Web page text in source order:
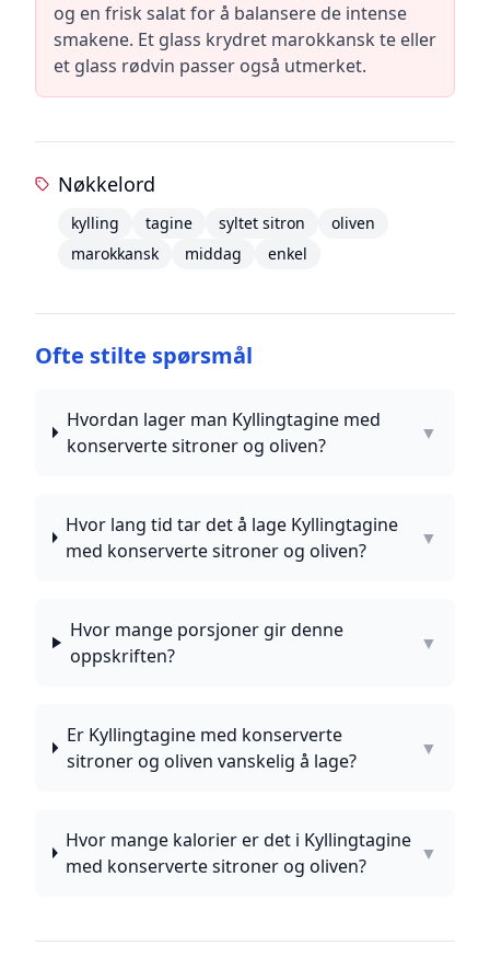
og en frisk salat for å balansere de intense
smakene. Et glass krydret marokkansk te eller
et glass rødvin passer også utmerket.
Nøkkelord
kylling tagine syltet sitron
oliven
marokkansk
middag enkel
Ofte stilte spørsmål
Hvordan lager man Kyllingtagine med
konserverte sitroner og oliven?
▼
Hvor lang tid tar det å lage Kyllingtagine
med konserverte sitroner og oliven?
▼
Hvor mange porsjoner gir denne
oppskriften?
▼
Er Kyllingtagine med konserverte
sitroner og oliven vanskelig å lage?
▼
Hvor mange kalorier er det i Kyllingtagine
med konserverte sitroner og oliven?
▼